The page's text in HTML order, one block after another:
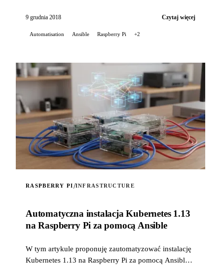
9 grudnia 2018 Czytaj więcej
Automatisation Ansible Raspberry Pi +2
RASPBERRY PI/INFRASTRUCTURE
Automatyczna instalacja Kubernetes 1.13
na Raspberry Pi za pomocą Ansible
W tym artykule proponuję zautomatyzować instalację
Kubernetes 1.13 na Raspberry Pi za pomocą Ansible i